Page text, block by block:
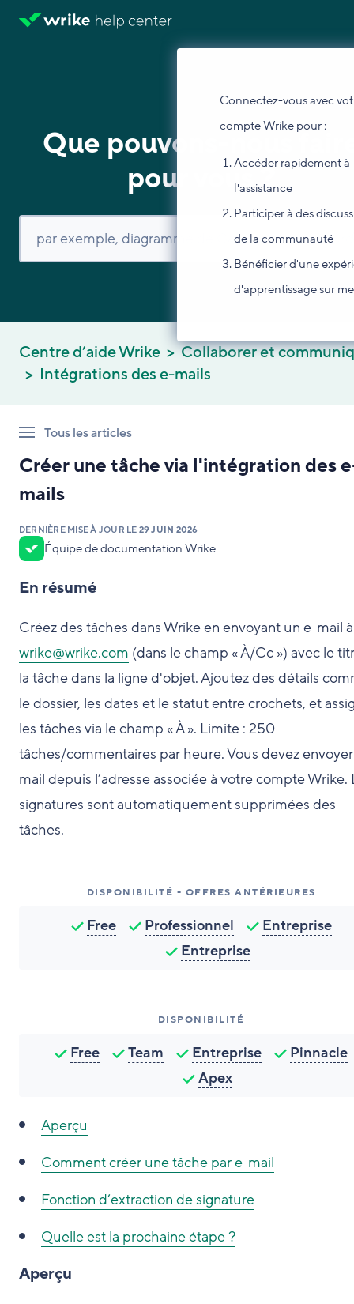
Connectez-vous avec
compte Wrike pour :
Accéder rapidement à
l'assistance
Participer à des
de la communauté
Bénéficier d'une
d'apprentissage sur
Que pouvons-nous
pour vous ?
Centre d’aide Wrike
Collaborer et
Intégrations des e-mails
Tous les articles
Créer une tâche via l'intégration des
mails
DERNIÈRE MISE À JOUR LE 29 JUIN 2026
Équipe de documentation Wrike
En résumé
Créez des tâches dans Wrike en envoyant un e-mail à
wrike@wrike.com (dans le champ « À/Cc ») avec le
la tâche dans la ligne d'objet. Ajoutez des détails
le dossier, les dates et le statut entre crochets, et
les tâches via le champ « À ». Limite : 250
tâches/commentaires par heure. Vous devez envoyer
mail depuis l’adresse associée à votre compte Wrike.
signatures sont automatiquement supprimées des
tâches.
DISPONIBILITÉ - OFFRES ANTÉRIEURES
Free Professionnel
Entreprise
Entreprise
DISPONIBILITÉ
Free Team Entreprise
Pinnacle
Apex
Aperçu
Comment créer une tâche par e-mail
Fonction d’extraction de signature
Quelle est la prochaine étape ?
Aperçu